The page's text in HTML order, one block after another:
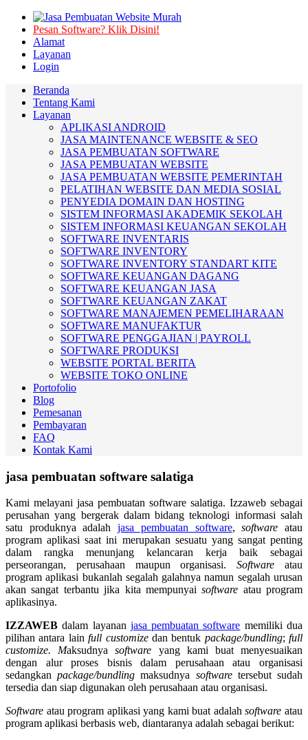
Pesan Software? Klik Disini!
Alamat
Layanan
Login
Beranda
Tentang Kami
Layanan
APLIKASI ANDROID
JASA MAINTENANCE WEBSITE & SEO
JASA PEMBUATAN SOFTWARE
JASA PEMBUATAN WEBSITE
JASA PEMBUATAN WEBSITE PEMERINTAH
PELATIHAN WEBSITE DAN MEDIA SOSIAL
PENYEDIA DOMAIN DAN HOSTING
SISTEM INFORMASI AKADEMIK SEKOLAH
SISTEM INFORMASI KEUANGAN SEKOLAH
SOFTWARE INVENTARIS
SOFTWARE INVENTORY
SOFTWARE INVENTORY STANDART KITE
SOFTWARE KEUANGAN DAGANG
SOFTWARE KEUANGAN JASA
SOFTWARE KEUANGAN ZAKAT
SOFTWARE MANAJEMEN PEMELIHARAAN
SOFTWARE MANUFAKTUR
SOFTWARE PENGGAJIAN | PAYROLL
SOFTWARE PRODUKSI
WEBSITE PORTAL BERITA
WEBSITE TOKO ONLINE
Portofolio
Blog
Pemesanan
Pembayaran
FAQ
Kontak Kami
jasa pembuatan software salatiga
Kami melayani jasa pembuatan software salatiga. Izzaweb sebagai
perusahan yang bergerak dalam bidang teknologi informasi salah
satu produknya adalahjasa pembuatan software,softwareatau
program aplikasi saat ini merupakan sesuatu yang sangat penting
dalam rangka menunjang kelancaran kerja baik sebagai
perseorangan, perusahaan maupun organisasi.Software atau
program aplikasi bukanlah segalah galahnya namun segalah urusan
akan sangat terbantu jika kita mempunyaisoftware atau program
aplikasinya.
IZZAWEB dalam layanan jasa pembuatan software memiliki dua
pilihan antara lainfull customizedan bentuk package/bundling; full
customize. Maksudnyasoftware yang kami buat menyesuaikan
dengan alur proses bisnis dalam perusahaan atau organisasi
sedangkanpackage/bundlingmaksudnya softwaretersebut sudah
tersedia dan siap digunakan oleh perusahaan atau organisasi.
Software atau program aplikasi yang kami buat adalahsoftware atau
program aplikasi berbasis web, diantaranya adalah sebagai berikut: